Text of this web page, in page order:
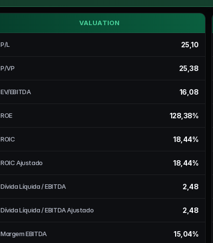
VALUATION
P/L 25,10
P/VP 25,38
EV/EBITDA 16,08
ROE 128,38%
ROIC 18,44%
ROIC Ajustado 18,44%
Dívida Líquida / EBITDA 2,48
Dívida Líquida / EBITDA Ajustado 2,48
Margem EBITDA 15,04%